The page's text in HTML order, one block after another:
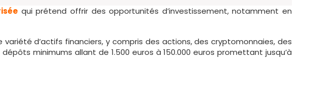
qui prétend offrir des opportunités d’investissement, notamment en
d’actifs financiers, y compris des actions, des cryptomonnaies, des
minimums allant de 1.500 euros à 150.000 euros promettant jusqu’à